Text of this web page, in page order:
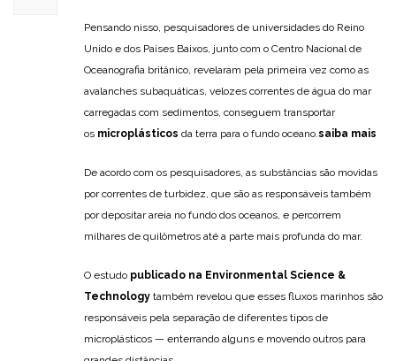
Pensando nisso, pesquisadores de universidades do Reino
Unido e dos Países Baixos, junto com o Centro Nacional de
Oceanografia britânico, revelaram pela primeira vez como as
avalanches subaquáticas, velozes correntes de água do mar
carregadas com sedimentos, conseguem transportar
os microplásticos da terra para o fundo oceano.saiba mais
De acordo com os pesquisadores, as substâncias são movidas
por correntes de turbidez, que são as responsáveis também
por depositar areia no fundo dos oceanos, e percorrem
milhares de quilômetros até a parte mais profunda do mar.
O estudo publicado na Environmental Science &
Technology também revelou que esses fluxos marinhos são
responsáveis ​​pela separação de diferentes tipos de
microplásticos — enterrando alguns e movendo outros para